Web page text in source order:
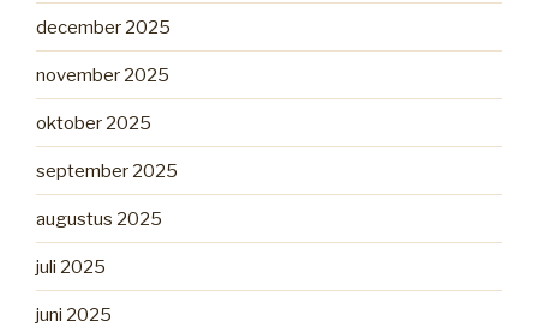
december 2025
november 2025
oktober 2025
september 2025
augustus 2025
juli 2025
juni 2025